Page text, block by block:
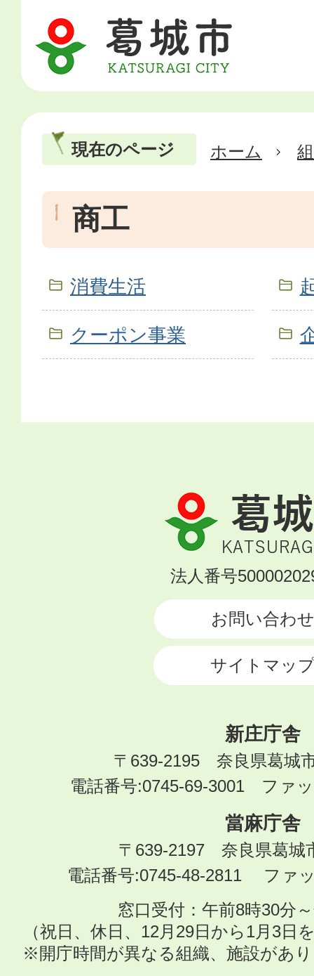
現在のページ ホーム
商工
消費生活
クーポン事業
葛
城
市
KATSURAGI
法人番号
お問い合わせ
サイトマッ
新庄庁舎
〒639-2195 奈良県葛城
電話番号:0745-69-3001 ファ
當麻庁舎
〒639-2197 奈良県葛城
電話番号:0745-48-2811 ファ
窓口受付：午前8時30分
（祝日、休日、12月29日から1月3日
※開庁時間が異なる組織、施設があ